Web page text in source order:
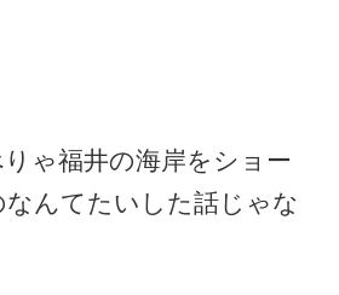
ゃ福井の海岸をショー
なんてたいした話じゃな